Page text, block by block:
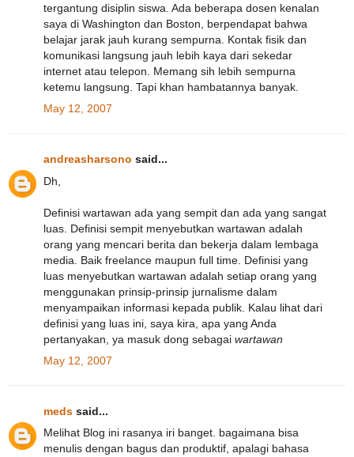
tergantung disiplin siswa. Ada beberapa dosen kenalan
saya di Washington dan Boston, berpendapat bahwa
belajar jarak jauh kurang sempurna. Kontak fisik dan
komunikasi langsung jauh lebih kaya dari sekedar
internet atau telepon. Memang sih lebih sempurna
ketemu langsung. Tapi khan hambatannya banyak.
May 12, 2007
andreasharsono said...
Dh,
Definisi wartawan ada yang sempit dan ada yang sangat
luas. Definisi sempit menyebutkan wartawan adalah
orang yang mencari berita dan bekerja dalam lembaga
media. Baik freelance maupun full time. Definisi yang
luas menyebutkan wartawan adalah setiap orang yang
menggunakan prinsip-prinsip jurnalisme dalam
menyampaikan informasi kepada publik. Kalau lihat dari
definisi yang luas ini, saya kira, apa yang Anda
pertanyakan, ya masuk dong sebagai wartawan
May 12, 2007
meds said...
Melihat Blog ini rasanya iri banget. bagaimana bisa
menulis dengan bagus dan produktif, apalagi bahasa